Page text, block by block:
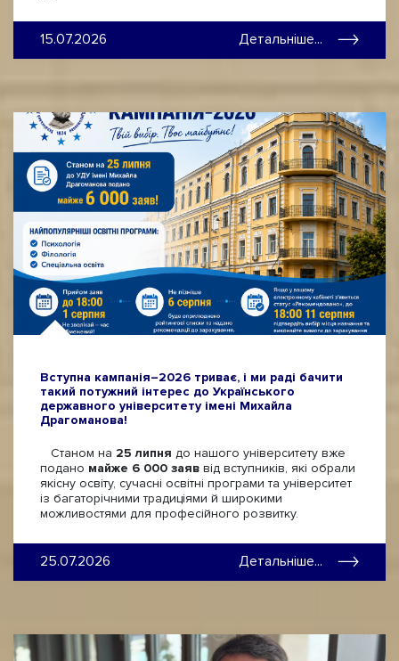
15.07.2026 Детальніше...
Вступна кампанія–2026 триває, і ми раді бачити
такий потужний інтерес до Українського
державного університету імені Михайла
Драгоманова!
Станом на 25 липня до нашого університету вже
подано майже 6 000 заяв від вступників, які обрали
якісну освіту, сучасні освітні програми та університет
із багаторічними традиціями й широкими
можливостями для професійного розвитку.
25.07.2026 Детальніше...